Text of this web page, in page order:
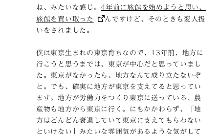
ね、みたいな感じ。4年前に旅館を始めようと思い、
旅館を買い取った
んですけど、そのときも変人扱
いをされました。
僕は東京生まれの東京育ちなので、13年前、地方に
行こうと思うまでは、東京が中心だと思っていまし
た。東京がなかったら、地方なんて成り立たないぞ
と。でも、確実に地方が東京を支えてると思ってい
ます。地方が労働力をつくり東京に送っている、農
産物も地方から東京に行く。にもかかわらず、「地
方はどんどん衰退していて東京に支えてもらわない
といけない」みたいな雰囲気があるような気がして